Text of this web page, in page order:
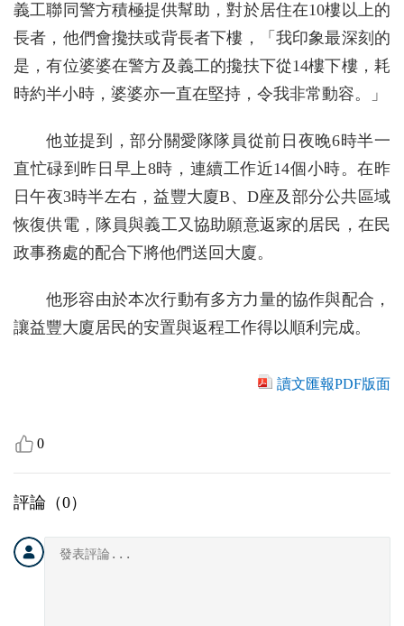
義工聯同警方積極提供幫助，對於居住在10樓以上的
長者，他們會攙扶或背長者下樓，「我印象最深刻的
是，有位婆婆在警方及義工的攙扶下從14樓下樓，耗
時約半小時，婆婆亦一直在堅持，令我非常動容。」
他並提到，部分關愛隊隊員從前日夜晚6時半一
直忙碌到昨日早上8時，連續工作近14個小時。在昨
日午夜3時半左右，益豐大廈B、D座及部分公共區域
恢復供電，隊員與義工又協助願意返家的居民，在民
政事務處的配合下將他們送回大廈。
他形容由於本次行動有多方力量的協作與配合，
讓益豐大廈居民的安置與返程工作得以順利完成。
讀文匯報PDF版面
0
評論（0）